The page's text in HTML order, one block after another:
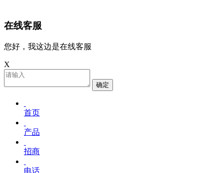
在线客服
您好，我这边是在线客服
X
确定
首页
产品
招商
电话